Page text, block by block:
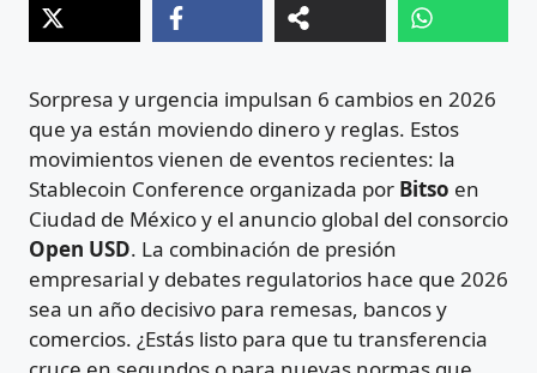
Sorpresa y urgencia impulsan 6 cambios en 2026
que ya están moviendo dinero y reglas. Estos
movimientos vienen de eventos recientes: la
Stablecoin Conference organizada por Bitso en
Ciudad de México y el anuncio global del consorcio
Open USD. La combinación de presión
empresarial y debates regulatorios hace que 2026
sea un año decisivo para remesas, bancos y
comercios. ¿Estás listo para que tu transferencia